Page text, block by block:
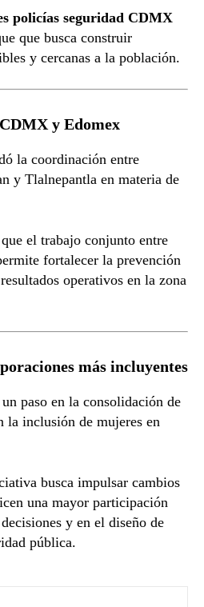
policías seguridad CDMX
que busca construir
y cercanas a la población.
y Edomex
la coordinación entre
y Tlalnepantla en materia de
el trabajo conjunto entre
fortalecer la prevención
operativos en la zona
más incluyentes
paso en la consolidación de
la inclusión de mujeres en
busca impulsar cambios
una mayor participación
y en el diseño de
pública.